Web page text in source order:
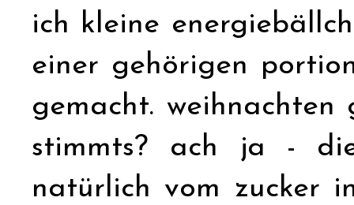
ich kleine
einer gehörigen
gemacht.
stimmts? ach ja -
natürlich vom zucker